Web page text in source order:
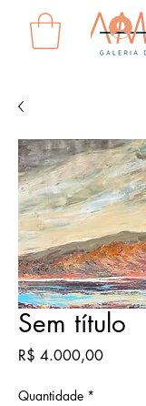
Sem título
R$ 4.000,00Preço
Quantidade *